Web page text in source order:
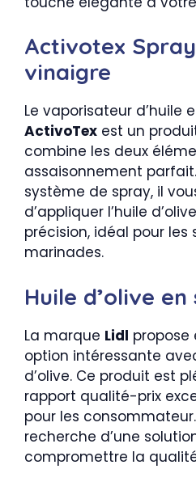
Activotex
vinaigre
Le vaporisateur d’huile
ActivoTex est un
combine les deux
assaisonnement
système de spray, il
d’appliquer l’huile
précision, idéal pour les
marinades.
Huile d’olive
La marque Lidl
option intéressante
d’olive. Ce produit est
rapport qualité-prix
pour les
recherche d’une
compromettre la qualité